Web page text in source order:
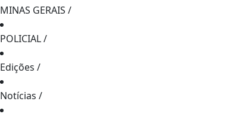
MINAS GERAIS /
POLICIAL/
Edições /
Notícias /